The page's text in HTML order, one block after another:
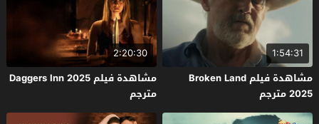
1:54:31
مشاهدة فيلم Broken Land
2025 مترجم
2:20:30
مشاهدة فيلم Daggers Inn 2025
مترجم